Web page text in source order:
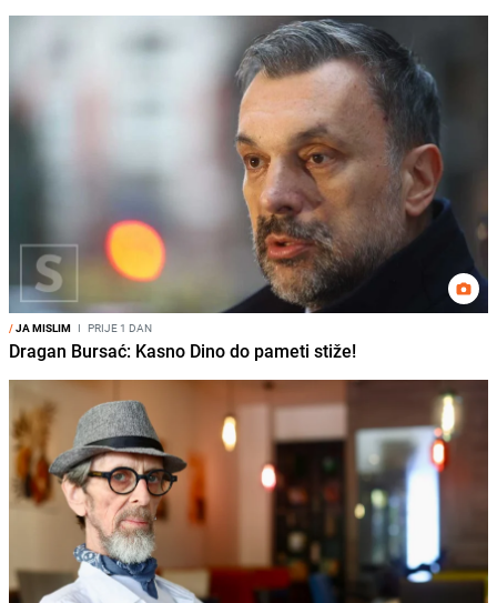
/JA MISLIM I PRIJE 1 DAN
Dragan Bursać: Kasno Dino do pameti stiže!